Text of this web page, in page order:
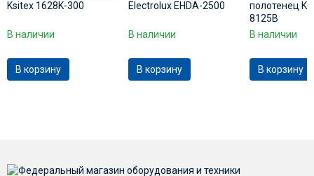
Ksitex 1628K-300
В наличии
В корзину
Electrolux EHDA-2500
В наличии
В корзину
полотенец
8125B
В наличии
В корзину